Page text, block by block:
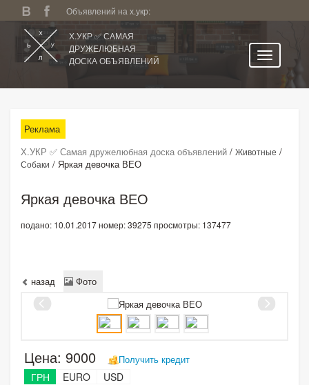
Объявлений на х.укр:
Х.УКР ✅ САМАЯ
ДРУЖЕЛЮБНАЯ
ДОСКА ОБЪЯВЛЕНИЙ
Все регионы
Категории
Избранное
Поиск по сайту
Подать объявление
Реклама
Х.УКР ✅ Самая дружелюбная доска объявлений / Животные /
Собаки / Яркая девочка ВЕО
Яркая девочка ВЕО
подано: 10.01.2017номер: 39275 просмотры: 137477
назад Фото
Цена: 9000 Получить кредит
ГРН EURO USD